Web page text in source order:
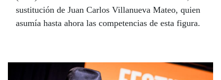
sustitución de Juan Carlos Villanueva Mateo, quien
asumía hasta ahora las competencias de esta figura.